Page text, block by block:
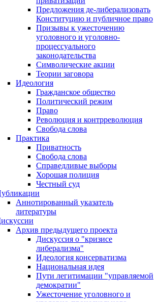
Предложения де-либерализовать
Конституцию и публичное право
Призывы к ужесточению
уголовного и уголовно-
процессуального
законодательства
Символические акции
Теории заговора
Идеология
Гражданское общество
Политический режим
Право
Революция и контрреволюция
Свобода слова
Практика
Приватность
Свобода слова
Справедливые выборы
Хорошая полиция
Честный суд
Аннотированный указатель
литературы
Архив предыдущего проекта
Дискуссия о "кризисе
либерализма"
Идеология консерватизма
Национальная идея
Пути легитимации "управляемой
демократии"
Ужесточение уголовного и